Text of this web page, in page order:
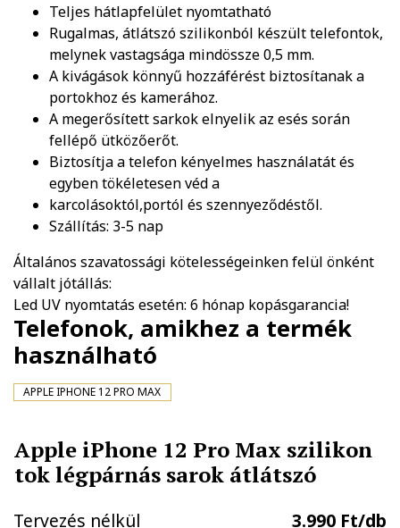
Teljes hátlapfelület nyomtatható
Rugalmas, átlátszó szilikonból készült telefontok,
melynek vastagsága mindössze 0,5 mm.
A kivágások könnyű hozzáférést biztosítanak a
portokhoz és kamerához.
A megerősített sarkok elnyelik az esés során
fellépő ütközőerőt.
Biztosítja a telefon kényelmes használatát és
egyben tökéletesen véd a
karcolásoktól,portól és szennyeződéstől.
Szállítás: 3-5 nap
Általános szavatossági kötelességeinken felül önként
vállalt jótállás:
Led UV nyomtatás esetén: 6 hónap kopásgarancia!
Telefonok, amikhez a termék
használható
APPLE IPHONE 12 PRO MAX
Apple iPhone 12 Pro Max szilikon
tok légpárnás sarok átlátszó
Tervezés nélkül
3.990 Ft/db